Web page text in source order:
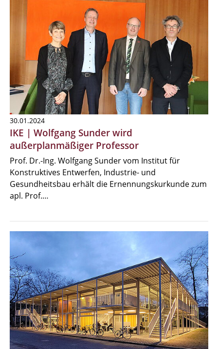
30.01.2024
IKE | Wolfgang Sunder wird
außerplanmäßiger Professor
Prof. Dr.-Ing. Wolfgang Sunder vom Institut für
Konstruktives Entwerfen, Industrie- und
Gesundheitsbau erhält die Ernennungskurkunde zum
apl. Prof.…